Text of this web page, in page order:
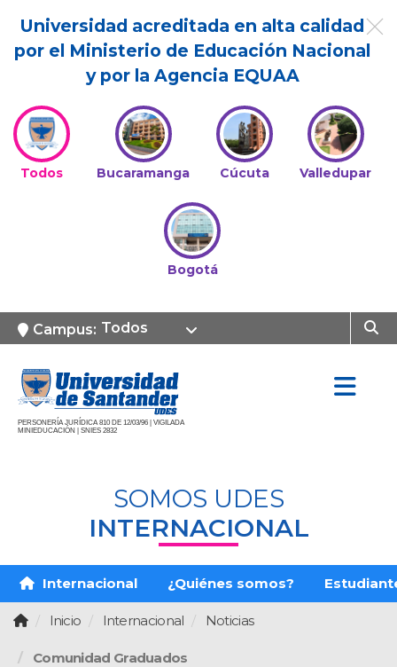
Universidad acreditada en alta calidad
por el Ministerio de Educación Nacional
y por la Agencia EQUAA
Todos Bucaramanga Cúcuta Valledupar
Bogotá
Campus: Todos
PERSONERÍA JURÍDICA 810 DE 12/03/96 | VIGILADA
MINIEDUCACIÓN | SNIES 2832
SOMOS UDES
INTERNACIONAL
Internacional ¿Quiénes somos?
Inicio Internacional Noticias
Comunidad Graduados